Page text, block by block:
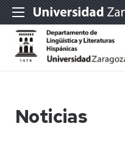
Noticias